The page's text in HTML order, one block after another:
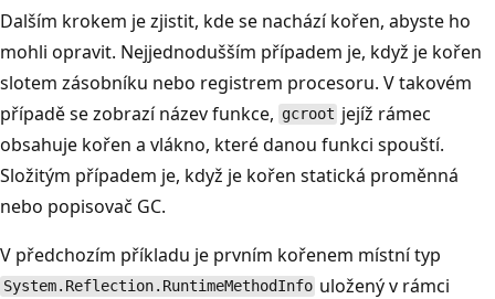
Dalším krokem je zjistit, kde se nachází kořen, abyste ho
mohli opravit. Nejjednodušším případem je, když je kořen
slotem zásobníku nebo registrem procesoru. V takovém
případě se zobrazí název funkce, gcroot jejíž rámec
obsahuje kořen a vlákno, které danou funkci spouští.
Složitým případem je, když je kořen statická proměnná
nebo popisovač GC.
V předchozím příkladu je prvním kořenem místní typ
System.Reflection.RuntimeMethodInfo uložený v rámci